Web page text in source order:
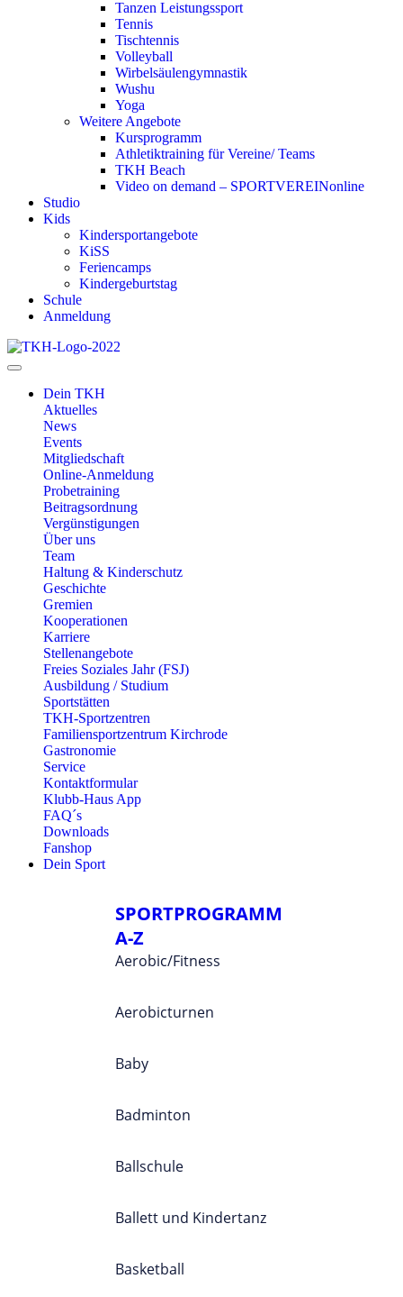
Tanzen Leistungssport
Tennis
Tischtennis
Volleyball
Wirbelsäulengymnastik
Wushu
Yoga
Weitere Angebote
Kursprogramm
Athletiktraining für Vereine/ Teams
TKH Beach
Video on demand – SPORTVEREINonline
Studio
Kids
Kindersportangebote
KiSS
Feriencamps
Kindergeburtstag
Schule
Anmeldung
Dein TKH
Aktuelles
News
Events
Mitgliedschaft
Online-Anmeldung
Probetraining
Beitragsordnung
Vergünstigungen
Über uns
Team
Haltung & Kinderschutz
Geschichte
Gremien
Kooperationen
Karriere
Stellenangebote
Freies Soziales Jahr (FSJ)
Ausbildung / Studium
Sportstätten
TKH-Sportzentren
Familiensportzentrum Kirchrode
Gastronomie
Service
Kontaktformular
Klubb-Haus App
FAQ´s
Downloads
Fanshop
Dein Sport
SPORTPROGRAMM
A-Z
Aerobic/Fitness
Aerobicturnen
Baby
Badminton
Ballschule
Ballett und Kindertanz
Basketball